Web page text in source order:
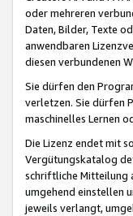
oder mehreren
Daten, Bilder, Texte
anwendbaren
diesen verbundenen
Sie dürfen den
verletzen. Sie dürfen
maschinelles Lernen
Die Lizenz endet mit
Vergütungskatalog
schriftliche Mitteilung
umgehend einstellen
jeweils verlangt,